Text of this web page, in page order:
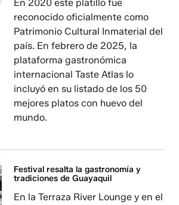
En 2020 este platillo fue
reconocido oficialmente como
Patrimonio Cultural Inmaterial del
país. En febrero de 2025, la
plataforma gastronómica
internacional Taste Atlas lo
incluyó en su listado de los 50
mejores platos con huevo del
mundo.
Festival resalta la gastronomía y
tradiciones de Guayaquil
En la Terraza River Lounge y en el